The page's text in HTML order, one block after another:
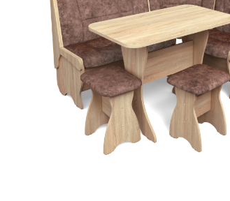
венге/велюр
графит